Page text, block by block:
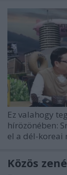
Ez valahogy
hírözönében:
el a dél-koreai
Közös